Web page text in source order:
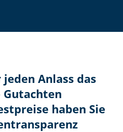
Anlass das
haben Sie